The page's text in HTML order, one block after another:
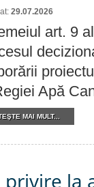
29.07.2026
art. 9
Apă
MAI MULT...
privire la